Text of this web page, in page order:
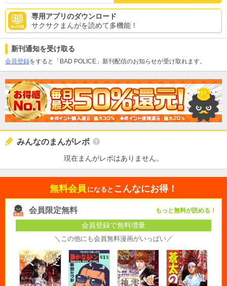
専用アプリのダウンロード
サクサクまんがを読めて多機能！
新刊通知を受け取る
会員登録をすると「BAD POLICE」新刊配信のお知らせが受け取れます。
みんなのまんがレポ
現在まんがレポはありません。
無料会員 になると こんなにお得！
会員限定無料 もっと無料が読める！
会員登録で無料増量
＼この他にも会員無料漫画がいっぱい／